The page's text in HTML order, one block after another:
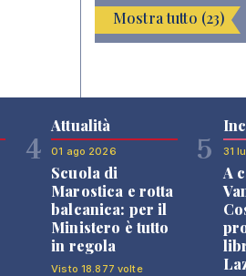
Mostra tutto (23)
4
Attualità
01 ago 2026
Scuola di
Marostica e rotta
balcanica: per il
Ministero è tutto
in regola
Visto 18.877 volte
5 31
A